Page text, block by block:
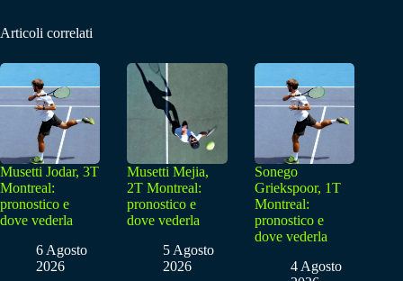
Articoli correlati
Musetti Jodar, 3T
Montreal:
pronostico e
dove vederla
6 Agosto
2026
Musetti Mejia,
2T Montreal:
pronostico e
dove vederla
5 Agosto
2026
Sonego
Griekspoor, 1T
Montreal:
pronostico e
dove vederla
4 Agosto